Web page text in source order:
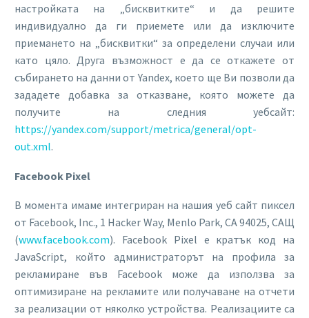
настройката на „бисквитките“ и да решите
индивидуално да ги приемете или да изключите
приемането на „бисквитки“ за определени случаи или
като цяло. Друга възможност е да се откажете от
събирането на данни от Yandex, което ще Ви позволи да
зададете добавка за отказване, която можете да
получите на следния уебсайт:
https://yandex.com/support/metrica/general/opt-
out.xml.
Facebook Pixel
В момента имаме интегриран на нашия уеб сайт пиксел
от Facebook, Inc., 1 Hacker Way, Menlo Park, CA 94025, САЩ
(www.facebook.com). Facebook Pixel е кратък код на
JavaScript, който администраторът на профила за
рекламиране във Facebook може да използва за
оптимизиране на рекламите или получаване на отчети
за реализации от няколко устройства. Реализациите са